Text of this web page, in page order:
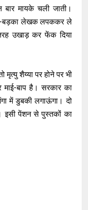
मायके चली जाती।
बड़का लेखक लपककर ले
उखाड़ कर फेंक दिया
शैय्या पर होने पर भी
माई-बाप है। सरकार का
में डुबकी लगाऊंगा। दो
इसी पेंशन से पुस्तकों का